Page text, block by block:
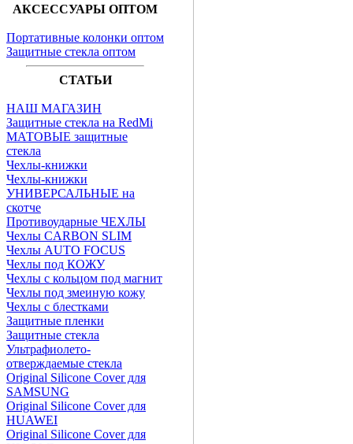
АКСЕССУАРЫ ОПТОМ
Портативные колонки оптом
Защитные стекла оптом
СТАТЬИ
НАШ МАГАЗИН
Защитные стекла на RedMi
МАТОВЫЕ защитные
стекла
Чехлы-книжки
Чехлы-книжки
УНИВЕРСАЛЬНЫЕ на
скотче
Противоударные ЧЕХЛЫ
Чехлы CARBON SLIM
Чехлы AUTO FOCUS
Чехлы под КОЖУ
Чехлы с кольцом под магнит
Чехлы под змеиную кожу
Чехлы с блестками
Защитные пленки
Защитные стекла
Ультрафиолето-
отверждаемые стекла
Original Silicone Cover для
SAMSUNG
Original Silicone Cover для
HUAWEI
Original Silicone Cover для